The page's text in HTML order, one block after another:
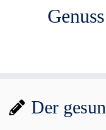
Inhalt Der